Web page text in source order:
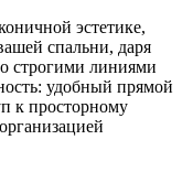
эстетике,
спальни, даря
строгими линиями
удобный прямой
к просторному